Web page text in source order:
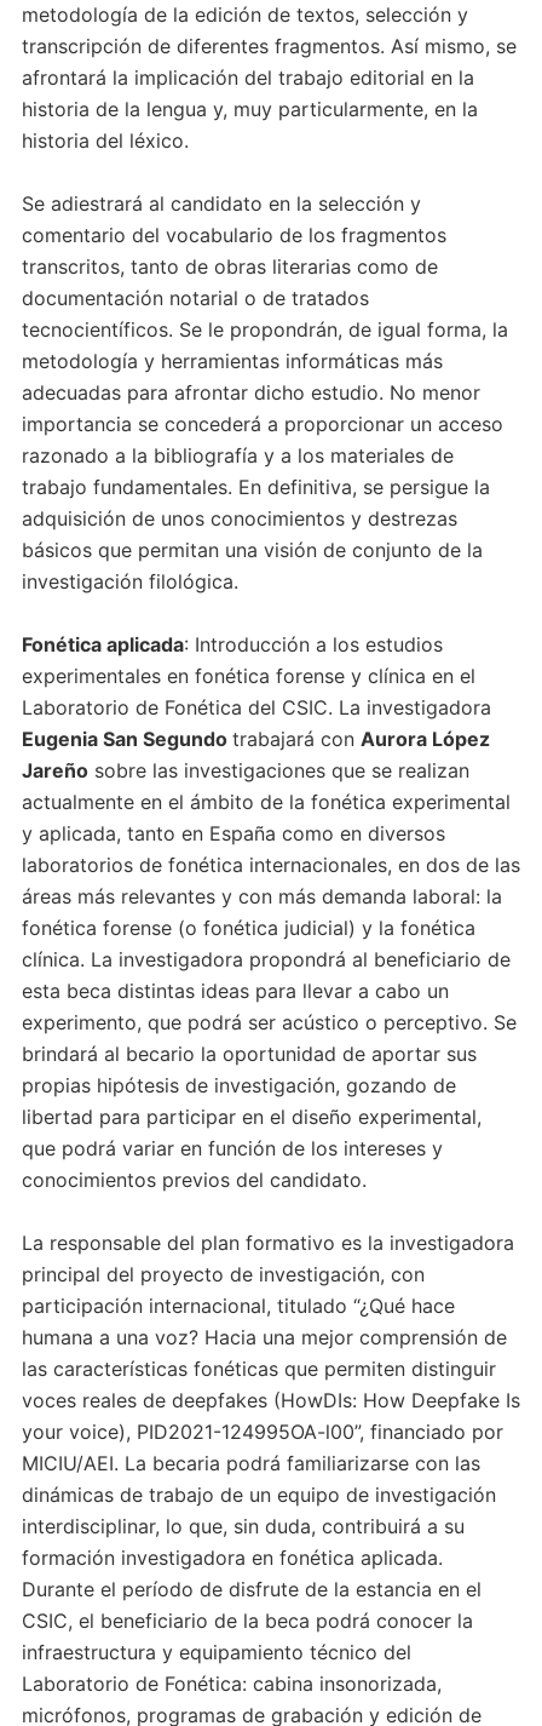
metodología de la edición de textos, selección y
transcripción de diferentes fragmentos. Así mismo, se
afrontará la implicación del trabajo editorial en la
historia de la lengua y, muy particularmente, en la
historia del léxico.
Se adiestrará al candidato en la selección y
comentario del vocabulario de los fragmentos
transcritos, tanto de obras literarias como de
documentación notarial o de tratados
tecnocientíficos. Se le propondrán, de igual forma, la
metodología y herramientas informáticas más
adecuadas para afrontar dicho estudio. No menor
importancia se concederá a proporcionar un acceso
razonado a la bibliografía y a los materiales de
trabajo fundamentales. En definitiva, se persigue la
adquisición de unos conocimientos y destrezas
básicos que permitan una visión de conjunto de la
investigación filológica.
Fonética aplicada: Introducción a los estudios
experimentales en fonética forense y clínica en el
Laboratorio de Fonética del CSIC. La investigadora
Eugenia San Segundo trabajará con Aurora López
Jareñosobre las investigaciones que se realizan
actualmente en el ámbito de la fonética experimental
y aplicada, tanto en España como en diversos
laboratorios de fonética internacionales, en dos de las
áreas más relevantes y con más demanda laboral: la
fonética forense (o fonética judicial) y la fonética
clínica. La investigadora propondrá al beneficiario de
esta beca distintas ideas para llevar a cabo un
experimento, que podrá ser acústico o perceptivo. Se
brindará al becario la oportunidad de aportar sus
propias hipótesis de investigación, gozando de
libertad para participar en el diseño experimental,
que podrá variar en función de los intereses y
conocimientos previos del candidato.
La responsable del plan formativo es la investigadora
principal del proyecto de investigación, con
participación internacional, titulado “¿Qué hace
humana a una voz? Hacia una mejor comprensión de
las características fonéticas que permiten distinguir
voces reales de deepfakes (HowDIs: How Deepfake Is
your voice), PID2021-124995OA-l00”, financiado por
MICIU/AEI. La becaria podrá familiarizarse con las
dinámicas de trabajo de un equipo de investigación
interdisciplinar, lo que, sin duda, contribuirá a su
formación investigadora en fonética aplicada.
Durante el período de disfrute de la estancia en el
CSIC, el beneficiario de la beca podrá conocer la
infraestructura y equipamiento técnico del
Laboratorio de Fonética: cabina insonorizada,
micrófonos, programas de grabación y edición de